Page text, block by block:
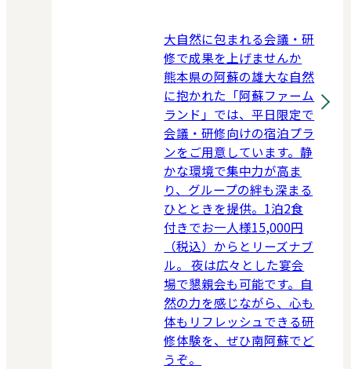
大自然に包まれる会議・研
修で成果を上げませんか
熊本県の阿蘇の雄大な自然
に抱かれた「阿蘇ファーム
ランド」では、平日限定で
会議・研修向けの宿泊プラ
ンをご用意しています。静
かな環境で集中力が高ま
り、グループの絆も深まる
ひとときを提供。1泊2食
付きでお一人様15,000円
（税込）からとリーズナブ
ル。 夜は広々とした宴会
場で懇親会も可能です。自
然の力を感じながら、心も
体もリフレッシュできる研
修体験を、ぜひ南阿蘇でど
うぞ。